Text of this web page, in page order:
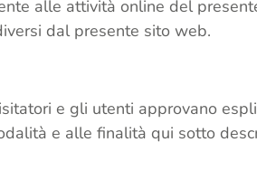
alle attività online del
dal presente sito web.
e gli utenti approvano
e alle finalità qui sotto